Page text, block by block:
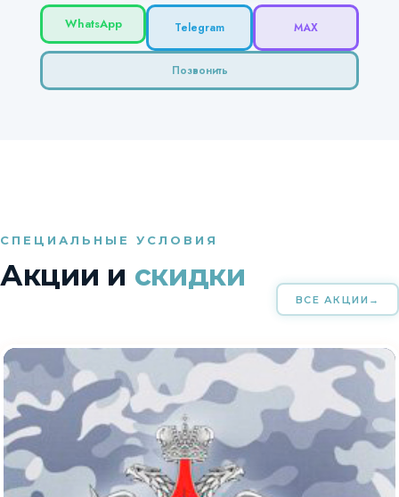
WhatsApp Telegram MAX
Позвонить
СПЕЦИАЛЬНЫЕ УСЛОВИЯ
Акции и скидки
ВСЕ АКЦИИ